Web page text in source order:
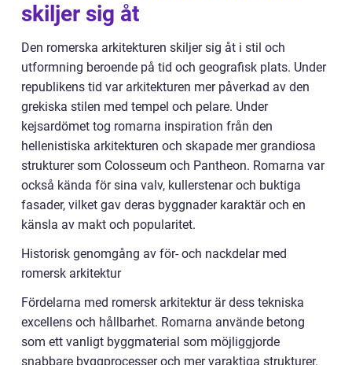
skiljer sig åt
Den romerska arkitekturen skiljer sig åt i stil och
utformning beroende på tid och geografisk plats. Under
republikens tid var arkitekturen mer påverkad av den
grekiska stilen med tempel och pelare. Under
kejsardömet tog romarna inspiration från den
hellenistiska arkitekturen och skapade mer grandiosa
strukturer som Colosseum och Pantheon. Romarna var
också kända för sina valv, kullerstenar och buktiga
fasader, vilket gav deras byggnader karaktär och en
känsla av makt och popularitet.
Historisk genomgång av för- och nackdelar med
romersk arkitektur
Fördelarna med romersk arkitektur är dess tekniska
excellens och hållbarhet. Romarna använde betong
som ett vanligt byggmaterial som möjliggjorde
snabbare byggprocesser och mer varaktiga strukturer.